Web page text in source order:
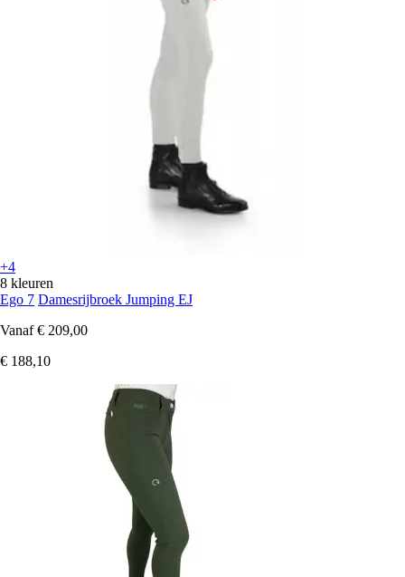
+4
8 kleuren
Ego 7 Damesrijbroek Jumping EJ
Vanaf € 209,00
€ 188,10